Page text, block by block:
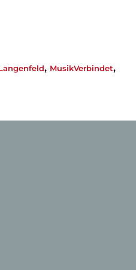
, MusikVerbindet,